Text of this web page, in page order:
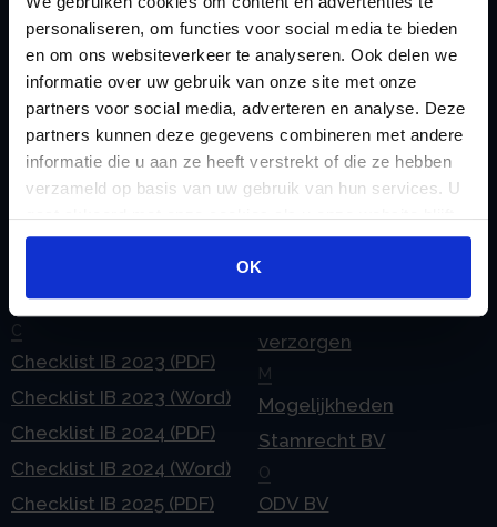
personaliseren, om functies voor social media te bieden
en om ons websiteverkeer te analyseren. Ook delen we
informatie over uw gebruik van onze site met onze
partners voor social media, adverteren en analyse. Deze
partners kunnen deze gegevens combineren met andere
informatie die u aan ze heeft verstrekt of die ze hebben
verzameld op basis van uw gebruik van hun services. U
gaat akkoord met onze cookies als u onze website blijft
gebruiken.
OK
Handige links
Afkoop Stamrecht
rekeningnummer
C
Checklist IB 2023 (PDF)
Checklist IB 2023 (Word)
Checklist IB 2024 (PDF)
Checklist IB 2024 (Word)
Checklist IB 2025 (PDF)
Jaarstukken opstellen
L
Lenen van de BV
Lijfrente BV
Liquidatie Pensioen BV
Loonadministratie
verzorgen
M
Mogelijkheden
Stamrecht BV
O
ODV BV